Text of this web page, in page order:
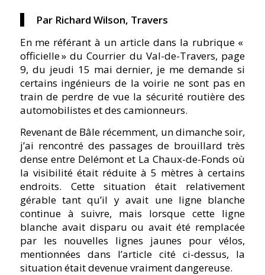
Par Richard Wilson, Travers
En me référant à un article dans la rubrique «
officielle » du Courrier du Val-de-Travers, page
9, du jeudi 15 mai dernier, je me demande si
certains ingénieurs de la voirie ne sont pas en
train de perdre de vue la sécurité routière des
automobilistes et des camionneurs.
Revenant de Bâle récemment, un dimanche soir,
j’ai rencontré des passages de brouillard très
dense entre Delémont et La Chaux-de-Fonds où
la visibilité était réduite à 5 mètres à certains
endroits. Cette situation était relativement
gérable tant qu’il y avait une ligne blanche
continue à suivre, mais lorsque cette ligne
blanche avait disparu ou avait été remplacée
par les nouvelles lignes jaunes pour vélos,
mentionnées dans l’article cité ci-dessus, la
situation était devenue vraiment dangereuse.